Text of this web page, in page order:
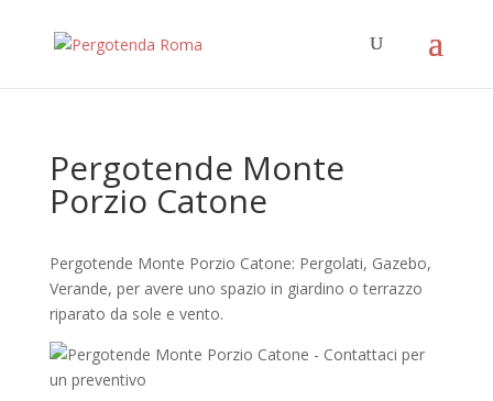
Pergotende Monte
Porzio Catone
Pergotende Monte Porzio Catone: Pergolati, Gazebo,
Verande, per avere uno spazio in giardino o terrazzo
riparato da sole e vento.